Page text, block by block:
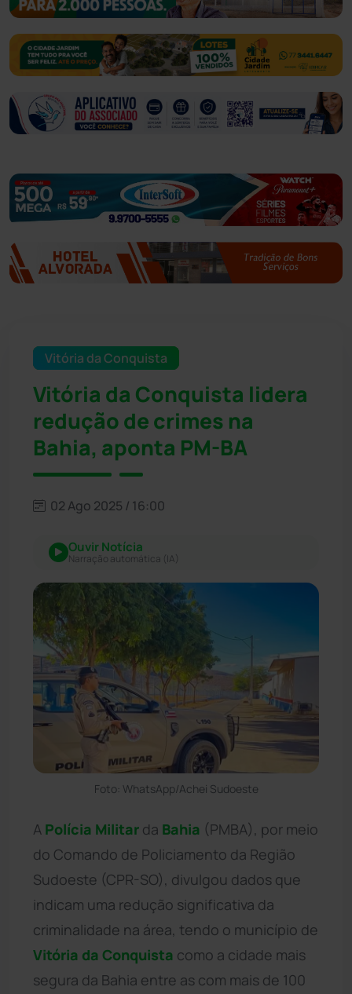
Vitória da Conquista
Vitória da Conquista lidera
redução de crimes na
Bahia, aponta PM-BA
02 Ago 2025 / 16:00
Ouvir Notícia
Narração automática (IA)
Foto: WhatsApp/Achei Sudoeste
A Polícia Militar da Bahia (PMBA), por meio
do Comando de Policiamento da Região
Sudoeste (CPR-SO), divulgou dados que
indicam uma redução significativa da
criminalidade na área, tendo o município de
Vitória da Conquista como a cidade mais
segura da Bahia entre as com mais de 100